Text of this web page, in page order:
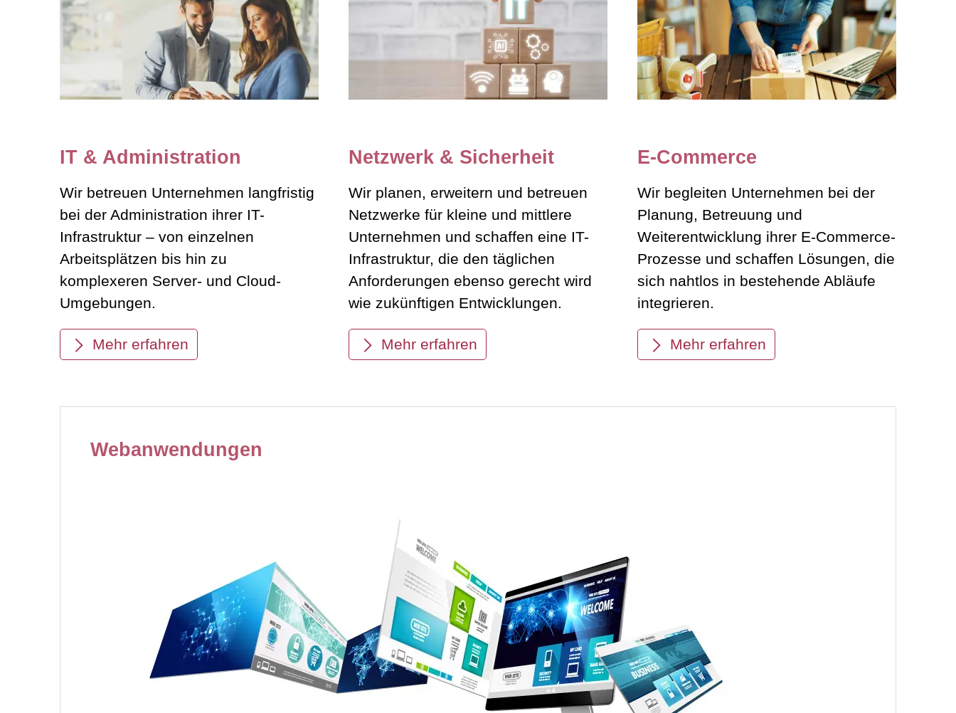
IT & Administration
Wir betreuen Unternehmen langfristig
bei der Administration ihrer IT-
Infrastruktur – von einzelnen
Arbeitsplätzen bis hin zu
komplexeren Server- und Cloud-
Umgebungen.
Mehr erfahren
Netzwerk & Sicherheit
Wir planen, erweitern und betreuen
Netzwerke für kleine und mittlere
Unternehmen und schaffen eine IT-
Infrastruktur, die den täglichen
Anforderungen ebenso gerecht wird
wie zukünftigen Entwicklungen.
Mehr erfahren
E-Commerce
Wir begleiten Unternehmen bei der
Planung, Betreuung und
Weiterentwicklung ihrer E-Commerce-
Prozesse und schaffen Lösungen, die
sich nahtlos in bestehende Abläufe
integrieren.
Mehr erfahren
Webanwendungen